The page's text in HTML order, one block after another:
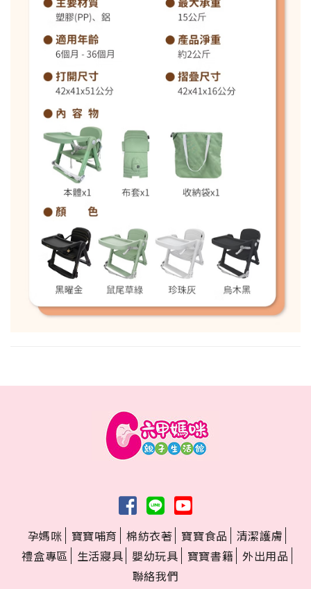
孕媽咪 寶寶哺育 棉紡衣著 寶寶食品
清潔護膚
禮盒專區
生活寢具 嬰幼玩具 寶寶書籍 外出用品
聯絡我們